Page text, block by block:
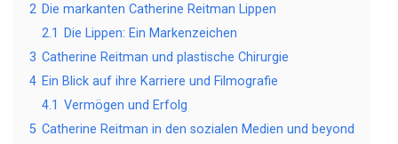
2 Die markanten Catherine Reitman Lippen
2.1
Die Lippen: Ein Markenzeichen
3 Catherine Reitman und plastische Chirurgie
4 Ein Blick auf ihre Karriere und Filmografie
4.1 Vermögen und Erfolg
5 Catherine Reitman in den sozialen Medien und beyond